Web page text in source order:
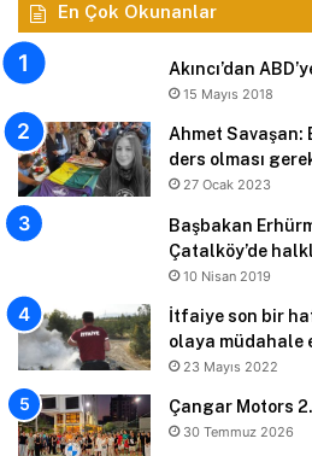
En Çok Okunanlar
Akıncı’dan
15 Mayıs 2018
Ahmet Savaşan:
ders olması
27 Ocak 2023
Başbakan
Çatalköy’de
10 Nisan 2019
İtfaiye son bir
olaya müdahale
23 Mayıs 2022
Çangar Motors
30 Temmuz 2026